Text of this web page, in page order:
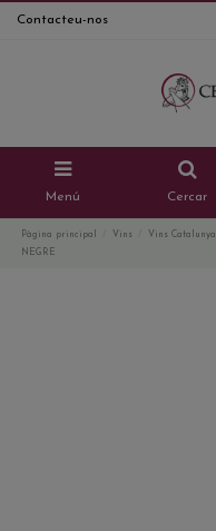
Contacteu-nos
Menú Cercar
Pàgina principal Vins Vins Catalunya
NEGRE